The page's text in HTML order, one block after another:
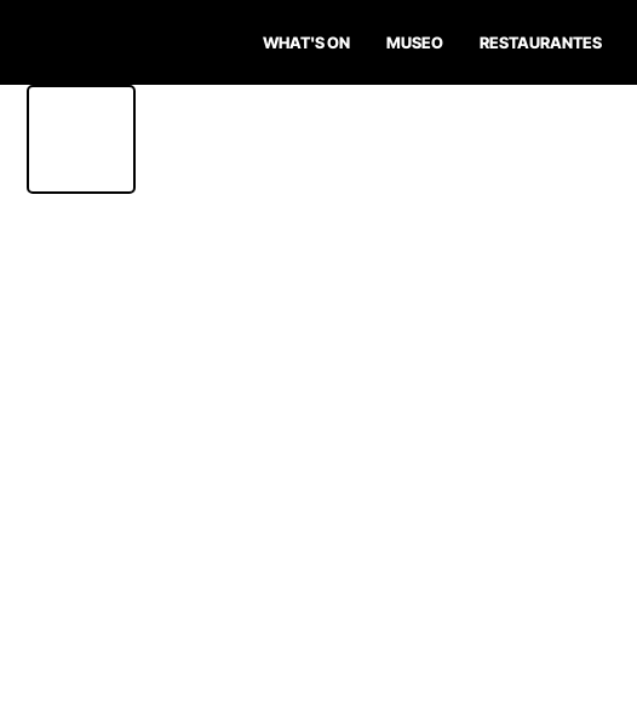
WHAT'S ON MUSEO RESTAURANTES